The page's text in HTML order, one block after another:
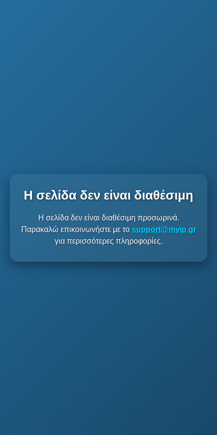
Η σελίδα δεν είναι διαθέσιμη
Η σελίδα δεν είναι διαθέσιμη προσωρινά.
Παρακαλώ επικοινωνήστε με το support@myip.gr
για περισσότερες πληροφορίες.